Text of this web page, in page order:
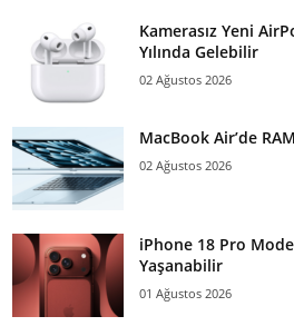
Kamerasız Yeni
Yılında Gelebilir
02 Ağustos 2026
MacBook Air’de
02 Ağustos 2026
iPhone 18 Pro
Yaşanabilir
01 Ağustos 2026